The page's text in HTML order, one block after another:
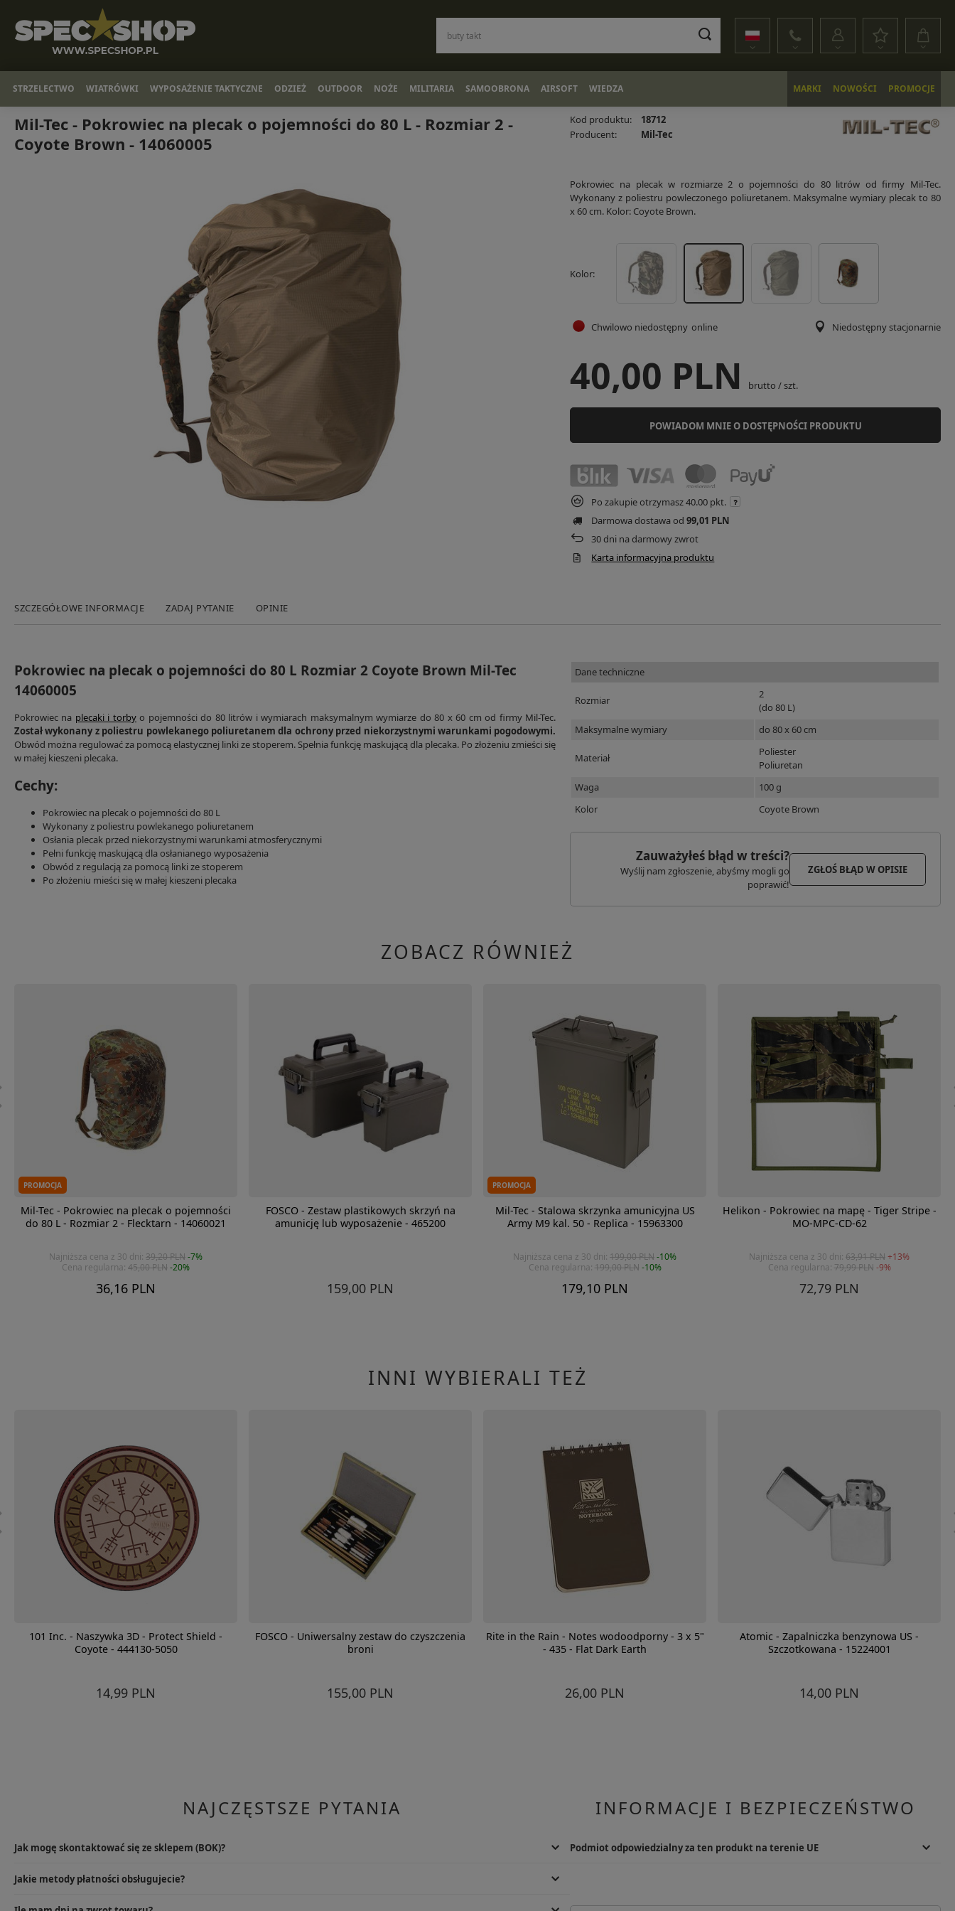
STRZELECTWO WIATRÓWKI WYPOSAŻENIE TAKTYCZNE ODZIEŻ OUTDOOR NOŻE MILITARIA SAMOOBRONA AIRSOFT WIEDZA MARKI NOWOŚCI PROMOCJE
Mil-Tec - Pokrowiec na plecak o pojemności do 80 L - Rozmiar 2 -
Coyote Brown - 14060005
Kod produktu:
18712
Producent:
Mil-Tec
Pokrowiec na plecak w rozmiarze 2 o pojemności do 80 litrów od firmy Mil-Tec.
Wykonany z poliestru powleczonego poliuretanem. Maksymalne wymiary plecak to 80
x 60 cm. Kolor: Coyote Brown.
Kolor
Chwilowo niedostępny online Niedostępny stacjonarnie
40,00 PLN brutto /szt.
POWIADOM MNIE O DOSTĘPNOŚCI PRODUKTU
Po zakupie otrzymasz40.00 pkt.
Darmowa dostawa od99,01 PLN
30dni na darmowy zwrot
Karta informacyjna produktu
SZCZEGÓŁOWE INFORMACJE ZADAJ PYTANIE OPINIE
Pokrowiec na plecak o pojemności do 80 L Rozmiar 2 Coyote Brown Mil-Tec
14060005
Pokrowiec na plecaki i torby o pojemności do 80 litrów i wymiarach maksymalnym wymiarze do 80 x 60 cm od firmy Mil-Tec.
Został wykonany z poliestru powlekanego poliuretanem dla ochrony przed niekorzystnymi warunkami pogodowymi.
Obwód można regulować za pomocą elastycznej linki ze stoperem. Spełnia funkcję maskującą dla plecaka. Po złożeniu zmieści się
w małej kieszeni plecaka.
Cechy:
Pokrowiec na plecak o pojemności do 80 L
Wykonany z poliestru powlekanego poliuretanem
Osłania plecak przed niekorzystnymi warunkami atmosferycznymi
Pełni funkcję maskującą dla osłanianego wyposażenia
Obwód z regulacją za pomocą linki ze stoperem
Po złożeniu mieści się w małej kieszeni plecaka
Dane techniczne
Rozmiar
2
(do 80 L)
Maksymalne wymiary
do 80 x 60 cm
Materiał
Poliester
Poliuretan
Waga
100 g
Kolor
Coyote Brown
Zauważyłeś błąd w treści?
Wyślij nam zgłoszenie, abyśmy mogli go
poprawić!
ZGŁOŚ BŁĄD W OPISIE
ZOBACZ RÓWNIEŻ
PROMOCJA
Mil-Tec - Pokrowiec na plecak o pojemności
do 80 L - Rozmiar 2 - Flecktarn - 14060021
36,16 PLN
Najniższa cena z 30 dni: 39,20 PLN-7%
Cena regularna: 45,00 PLN-20%
FOSCO - Zestaw plastikowych skrzyń na
amunicję lub wyposażenie - 465200
159,00 PLN
PROMOCJA
Mil-Tec - Stalowa skrzynka amunicyjna US
Army M9 kal. 50 - Replica - 15963300
179,10 PLN
Najniższa cena z 30 dni: 199,00 PLN-10%
Cena regularna: 199,00 PLN -10%
Helikon - Pokrowiec na mapę - Tiger Stripe -
MO-MPC-CD-62
72,79 PLN
Najniższa cena z 30 dni: 63,91 PLN+13%
Cena regularna: 79,99 PLN -9%
INNI WYBIERALI TEŻ
101 Inc. - Naszywka 3D - Protect Shield -
Coyote - 444130-5050
14,99 PLN
FOSCO - Uniwersalny zestaw do czyszczenia
broni
155,00 PLN
Rite in the Rain - Notes wodoodporny - 3 x 5"
- 435 - Flat Dark Earth
26,00 PLN
Atomic - Zapalniczka benzynowa US -
Szczotkowana - 15224001
14,00 PLN
NAJCZĘSTSZE PYTANIA
Jak mogę skontaktować się ze sklepem (BOK)?
Najlepszym rozwiązaniem będzie wysłanie e-maila na info@specshop.pl. Możliwy jest również kontakt telefoniczny od pn. do pt.
9.00-17.00, pod numerem +48 533 372 997.
Jakie metody płatności obsługujecie?
W przypadku sklepu stacjonarnego oczywiście kartą lub gotówką, natomiast zamówienia online można opłacić za pomocą BLIK,
INFORMACJE I BEZPIECZEŃSTWO
Podmiot odpowiedzialny za ten produkt na terenie UE
Adres: Arneburger Straße 37
Adres: Arneburger Straße 37